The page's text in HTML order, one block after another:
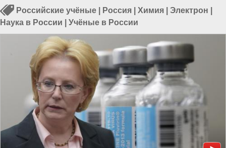
Российские учёные Россия Химия Электрон
Наука в России
Учёные в России